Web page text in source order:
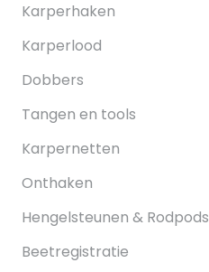
Karperhaken
Karperlood
Dobbers
Tangen en tools
Karpernetten
Onthaken
Hengelsteunen & Rodpods
Beetregistratie